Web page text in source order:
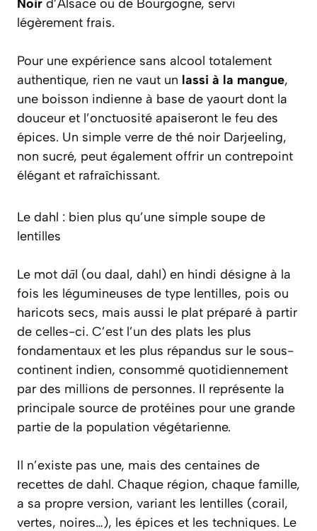
Noir d’Alsace ou de Bourgogne, servi
légèrement frais.
Pour une expérience sans alcool totalement
authentique, rien ne vaut un lassi à la mangue,
une boisson indienne à base de yaourt dont la
douceur et l’onctuosité apaiseront le feu des
épices. Un simple verre de thé noir Darjeeling,
non sucré, peut également offrir un contrepoint
élégant et rafraîchissant.
Le dahl : bien plus qu’une simple soupe de
lentilles
Le mot dāl (ou daal, dahl) en hindi désigne à la
fois les légumineuses de type lentilles, pois ou
haricots secs, mais aussi le plat préparé à partir
de celles-ci. C’est l’un des plats les plus
fondamentaux et les plus répandus sur le sous-
continent indien, consommé quotidiennement
par des millions de personnes. Il représente la
principale source de protéines pour une grande
partie de la population végétarienne.
Il n’existe pas une, mais des centaines de
recettes de dahl. Chaque région, chaque famille,
a sa propre version, variant les lentilles (corail,
vertes, noires…), les épices et les techniques. Le